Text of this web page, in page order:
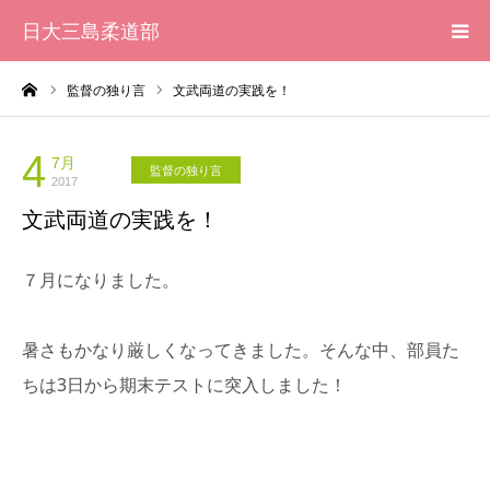
日大三島柔道部
監督の独り言 文武両道の実践を！
4 7月
2017
監督の独り言
文武両道の実践を！
７月になりました。
暑さもかなり厳しくなってきました。そんな中、部員た
ちは3日から期末テストに突入しました！
HOME
柔道部 紹介
ブログ
大会記録
写真集